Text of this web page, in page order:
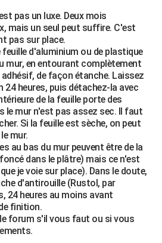
pas un luxe. Deux mois
mais un seul peut suffire. C'est
pas sur place.
d'aluminium ou de plastique
mur, en entourant complètement
de façon étanche. Laissez
24 heures, puis détachez-la avec
de la feuille porte des
le mur n'est pas assez sec. Il faut
Si la feuille est sèche, on peut
mur.
au bas du mur peuvent être de la
dans le plâtre) mais ce n'est
je voie sur place). Dans le doute,
d'antirouille (Rustol, par
24 heures au moins avant
finition.
forum s'il vous faut ou si vous